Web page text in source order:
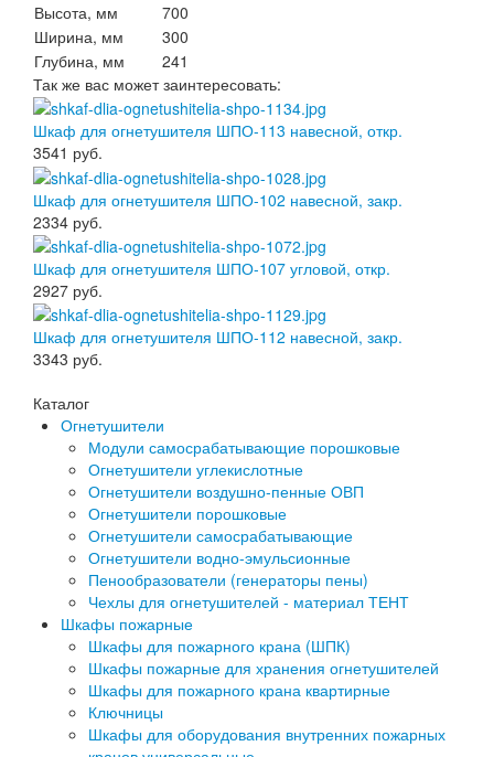
Высота, мм
700
Ширина, мм
300
Глубина, мм
241
Так же вас может заинтересовать:
Шкаф для огнетушителя ШПО-113 навесной, откр.
3541 руб.
Шкаф для огнетушителя ШПО-102 навесной, закр.
2334 руб.
Шкаф для огнетушителя ШПО-107 угловой, откр.
2927 руб.
Шкаф для огнетушителя ШПО-112 навесной, закр.
3343 руб.
Каталог
Огнетушители
Модули самосрабатывающие порошковые
Огнетушители углекислотные
Огнетушители воздушно-пенные ОВП
Огнетушители порошковые
Огнетушители самосрабатывающие
Огнетушители водно-эмульсионные
Пенообразователи (генераторы пены)
Чехлы для огнетушителей - материал ТЕНТ
Шкафы пожарные
Шкафы для пожарного крана (ШПК)
Шкафы пожарные для хранения огнетушителей
Шкафы для пожарного крана квартирные
Ключницы
Шкафы для оборудования внутренних пожарных